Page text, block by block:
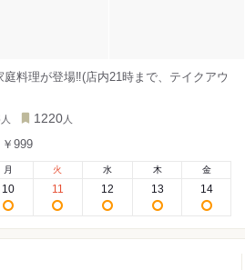
料理が登場‼️(店内21時まで、テイクアウ
人 1220 人
￥999
月
10
火
11
水
12
木
13
金
14